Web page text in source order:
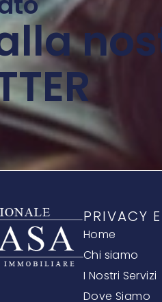
PRIVACY
Home
Chi siamo
I Nostri Servizi
Dove Siamo